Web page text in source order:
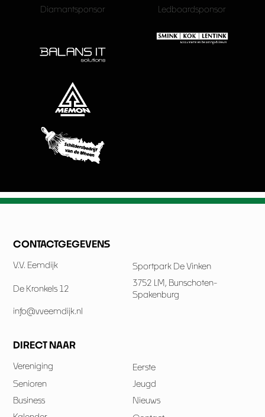
Diamantsponsor Ledboardsponsor
CONTACTGEGEVENS
V.V. Eemdijk Sportpark De Vinken
De Kronkels 12
3752 LM, Bunschoten-
Spakenburg
info@vveemdijk.nl
DIRECT NAAR
Vereniging
Eerste
Senioren
Jeugd
Business
Nieuws